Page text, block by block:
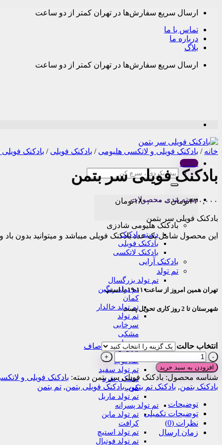
Skip
content
ارسال سریع سفارش‌ها در تهران کمتر از دو ساعت
تماس با ما
درباره ما
بلاگ
ارسال سریع سفارش‌ها در تهران کمتر از دو ساعت
Menu
جستجو
برای:
دسته بندی محصولات
بادکنک هلیومی شادزی
دسته بادکنک
بادکنک فویلی
بادکنک لاتکسی
بادکنک آرایی
تم تولد
تم تولد بزرگسال
تم تولد رنگین
کمان
تم تولد خالدار
تم تولد
سرخابی
مشکی
تم تولد
لاکچری
طلاکوب
تم تولد سفید
مشکی نقره
کوب
تم تولد ماربل
تم تولد پسرانه
تم تولد ماین
کرافت
تم تولد استیچ
تم تولد فوتبال
خانه / بادکنک فویلی و لاتکسی هلیومی / بادکنک فویلی / بادکنک
بادکنک فویلی سر بتمن
۴۳۰,۰۰۰تومان – ۱۸۰,۰۰۰تومان
through
۴۳۰,۰۰۰تومان
بادکنک فویلی سر بتمن
این محصول شامل یک عدد بادکنک فویلی میباشد و میتوانید بدون
تهران همین امروز از ساعت ۱۱-۱۹ با اسنپ
شهرستان تا 2 روز کاری تحویل پست
انتخاب حالت
صاف
بادکنک
فویلی
سر
بتمن
افزودن به سبد خرید
شناسه محصول: بادکنک فویلی سر بتمن دسته: بادکنک فویلی و
بادکنک بتمن, بادکنک تم بتمن,بادکنک فویلی بتمن, تم بتمن
توضیحات
توضیحات تکمیلی
نظرات (0)
زمان ارسال